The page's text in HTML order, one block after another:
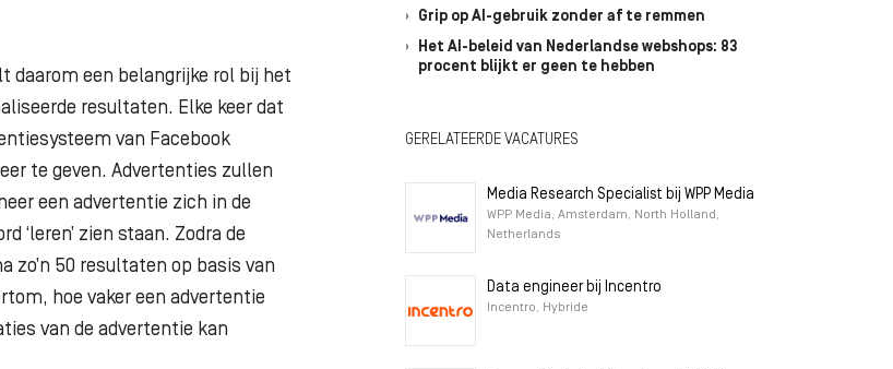
daarom een belangrijke rol bij het
resultaten. Elke keer dat
van Facebook
te geven. Advertenties zullen
een advertentie zich in de
‘leren’ zien staan. Zodra de
zo’n 50 resultaten op basis van
hoe vaker een advertentie
van de advertentie kan
Grip op AI-gebruik zonder af te remmen
Het AI-beleid van Nederlandse webshops: 83
procent blijkt er geen te hebben
GERELATEERDE VACATURES
Media Research Specialist bij WPP Media
WPP Media, Amsterdam, North Holland,
Netherlands
Data engineer bij Incentro
Incentro, Hybride